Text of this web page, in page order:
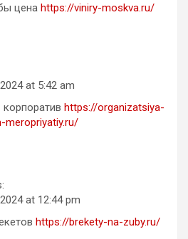
цена https://viniry-moskva.ru/
at 5:42 am
корпоратив https://organizatsiya-
meropriyatiy.ru/
at 12:44 pm
https://brekety-na-zuby.ru/